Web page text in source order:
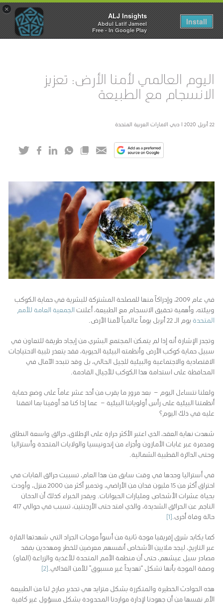
×
ALJ Insights
Abdul Latif Jameel
Free - In Google Play
Install
Toggle
navigation
اليوم العالمي لأمنا الأرض: تعزيز
الانسجام مع الطبيعة
22 أبريل 2020 I دبي الامارات العربية المتحدة
في عام 2009، وإدراكاً منها للمصلحة المشتركة للبشرية في حماية الكوكب
وبيئته، وأهمية تحقيق الانسجام مع الطبيعة، أعلنت الجمعية العامة للأمم
المتحدة يوم الـ 22 أبريل يوماً عالمياً لأمنا الأرض.
وتجدر الإشارة أنه إذا لم يتمكن المجتمع البشري من إيجاد طريقة للتعاون في
سبيل حماية كوكب الأرض وأنظمته البيئية الحيوية، فقد يتعذر تلبية الاحتياجات
الاقتصادية والاجتماعية والبيئية للجيل الحالي، بل وقد تتبدد الآمال في
المحافظة على استدامة هذا الكوكب للأجيال القادمة.
ولعلنا نتساءل اليوم – بعد مرور ما يقرب من أحد عشر عاماً على وضع حماية
أنظمتنا البيئية على رأس أولوياتنا البيئية – عما إذا كنا قد أوفينا بما اتفقنا
عليه في ذلك اليوم؟
شهدت نهاية العقد، الذي اعتبر الأكثر حرارة على الإطلاق، حرائق واسعة النطاق
ومدمرة عبر غابات الأمازون وأجزاء من إندونيسيا والولايات المتحدة وأستراليا
وحتى الدائرة القطبية الشمالية.
في أستراليا وحدها في وقت سابق من هذا العام، تسببت حرائق الغابات في
احتراق أكثر من 15 مليون فدان من الأراضي، وتدمير أكثر من 2000 منزل، وأودت
بحياة عشرات الأشخاص ومليارات الحيوانات. ويقدر الخبراء كذلك أن الدخان
الناجم عن الحرائق الشديدة، والذي امتد حتى الأرجنتين، تسبب في حوالي 417
حالة وفاة أخرى.[1]
كما يكابد شرق إفريقيا موجة ثانية من أسوأ موجات الجراد التي شهدتها القارة
عبر التاريخ، ليجد ملايين الأشخاص أنفسهم معرضين للخطر ومهددين بفقد
مصادر سبل عيشهم، حتى أن منظمة الأمم المتحدة للأغذية والزراعة (الفاو)
وصفة الموجة بأنها تشكل “تهديداً غير مسبوق” للأمن الغذائي.[2]
هذه الحوادث الخطيرة والمتكررة بشكل متزايد هي تحذير صارخ لنا من الطبيعة
الأم نفسها من أن جهودنا لإدارة مواردنا المحدودة بشكل مسؤول غير كافية